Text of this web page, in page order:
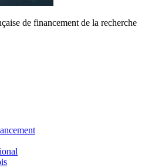
de financement de la recherche